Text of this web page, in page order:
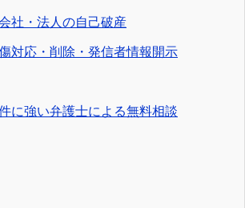
社・法人の自己破産
対応・削除・発信者情報開示
に強い弁護士による無料相談